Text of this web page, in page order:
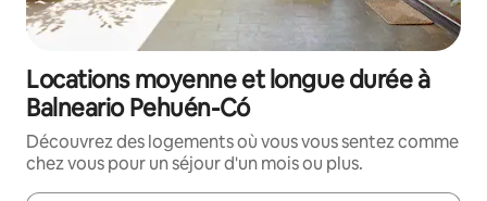
Locations moyenne et longue durée à
Balneario Pehuén-Có
Découvrez des logements où vous vous sentez comme
chez vous pour un séjour d'un mois ou plus.